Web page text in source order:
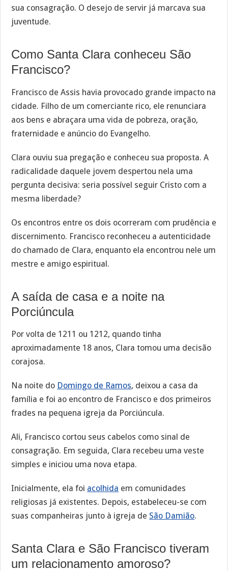
sua consagração. O desejo de servir já marcava sua
juventude.
Como Santa Clara conheceu São
Francisco?
Francisco de Assis havia provocado grande impacto na
cidade. Filho de um comerciante rico, ele renunciara
aos bens e abraçara uma vida de pobreza, oração,
fraternidade e anúncio do Evangelho.
Clara ouviu sua pregação e conheceu sua proposta. A
radicalidade daquele jovem despertou nela uma
pergunta decisiva: seria possível seguir Cristo com a
mesma liberdade?
Os encontros entre os dois ocorreram com prudência e
discernimento. Francisco reconheceu a autenticidade
do chamado de Clara, enquanto ela encontrou nele um
mestre e amigo espiritual.
A saída de casa e a noite na
Porciúncula
Por volta de 1211 ou 1212, quando tinha
aproximadamente 18 anos, Clara tomou uma decisão
corajosa.
Na noite do Domingo de Ramos, deixou a casa da
família e foi ao encontro de Francisco e dos primeiros
frades na pequena igreja da Porciúncula.
Ali, Francisco cortou seus cabelos como sinal de
consagração. Em seguida, Clara recebeu uma veste
simples e iniciou uma nova etapa.
Inicialmente, ela foi acolhida em comunidades
religiosas já existentes. Depois, estabeleceu-se com
suas companheiras junto à igreja de São Damião.
Santa Clara e São Francisco tiveram
um relacionamento amoroso?